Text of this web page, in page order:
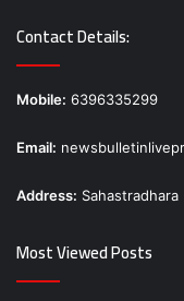
Contact Details:
Mobile: 6396335299
Email:
Address:
Most Viewed Posts